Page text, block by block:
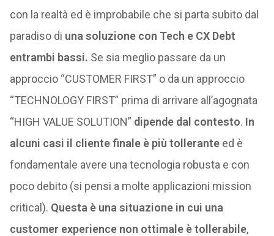
con la realtà ed è improbabile che si parta subito dal
paradiso di una soluzione con Tech e CX Debt
entrambi bassi. Se sia meglio passare da un
approccio “CUSTOMER FIRST” o da un approccio
“TECHNOLOGY FIRST” prima di arrivare all’agognata
“HIGH VALUE SOLUTION” dipende dal contesto. In
alcuni casi il cliente finale è più tolleranteed è
fondamentale avere una tecnologia robusta e con
poco debito (si pensi a molte applicazioni mission
critical). Questa è una situazione in cui una
customer experience non ottimale è tollerabile,